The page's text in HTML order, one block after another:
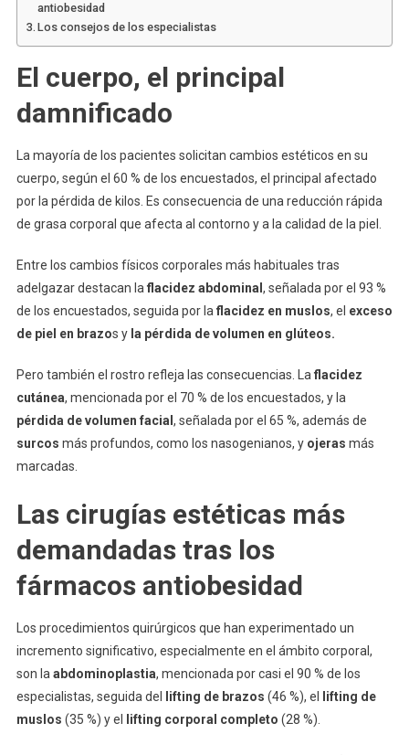
antiobesidad
Los consejos de los especialistas
El cuerpo, el principal
damnificado
La mayoría de los pacientes solicitan cambios estéticos en su
cuerpo, según el 60 % de los encuestados, el principal afectado
por la pérdida de kilos. Es consecuencia de una reducción rápida
de grasa corporal que afecta al contorno y a la calidad de la piel.
Entre los cambios físicos corporales más habituales tras
adelgazar destacan laflacidez abdominal , señalada por el 93 %
de los encuestados, seguida por laflacidez en muslos, el exceso
de piel en brazos y la pérdida de volumen en glúteos.
Pero también el rostro refleja las consecuencias. Laflacidez
cutánea, mencionada por el 70 % de los encuestados, y la
pérdida de volumen facial , señalada por el 65 %, además de
surcos más profundos, como los nasogenianos, y ojeras más
marcadas.
Las cirugías estéticas más
demandadas tras los
fármacos antiobesidad
Los procedimientos quirúrgicos que han experimentado un
incremento significativo, especialmente en el ámbito corporal,
son laabdominoplastia, mencionada por casi el 90 % de los
especialistas, seguida del
lifting de brazos (46 %), el
lifting de
muslos (35 %) y el lifting corporal completo (28 %).